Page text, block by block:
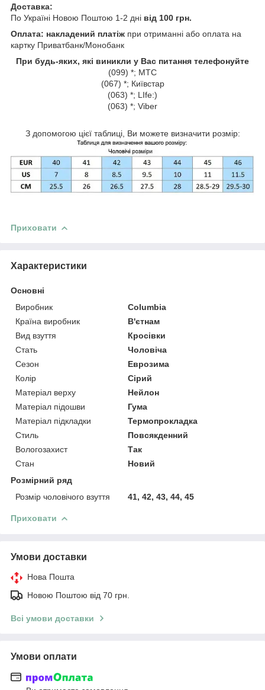
Доставка:
По Україні Новою Поштою 1-2 дні від 100 грн.
Оплата: накладений платіж при отриманні або оплата на
картку Приватбанк/Монобанк
При будь-яких, які виникли у Вас питання телефонуйте
(099) *; МТС
(067) *; Київстар
(063) *; LIfe:)
(063) *; Viber
З допомогою цієї таблиці, Ви можете визначити розмір:
Приховати
Характеристики
Основні
Виробник
Columbia
Країна виробник
В'єтнам
Вид взуття
Кросівки
Стать
Чоловіча
Сезон
Еврозима
Колір
Сірий
Матеріал верху
Нейлон
Матеріал підошви
Гума
Матеріал підкладки
Термопрокладка
Стиль
Повсякденний
Вологозахист
Так
Стан
Новий
Розмірний ряд
Розмір чоловічого взуття
41, 42, 43, 44, 45
Приховати
Умови доставки
Нова Пошта
Новою Поштою від 70 грн.
Всі умови доставки
Умови оплати